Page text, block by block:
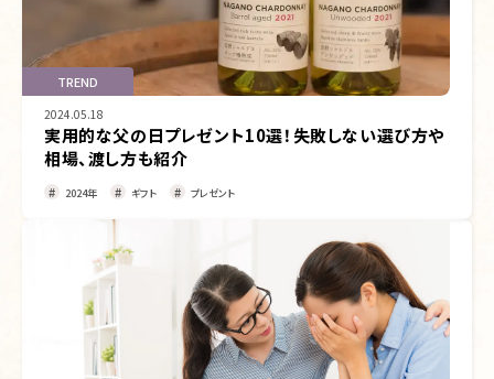
TREND
2024.05.18
実用的な父の日プレゼント10選！失敗しない選び方や
相場、渡し方も紹介
2024年 ギフト プレゼント